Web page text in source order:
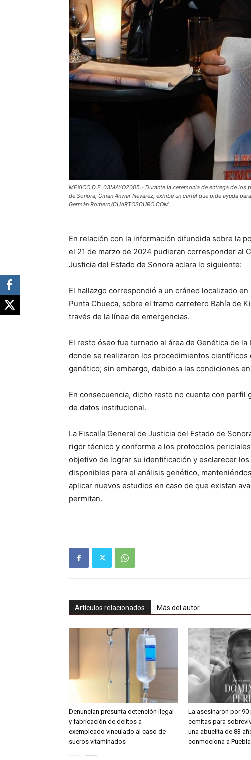
MEXICO D.F. 03MAYO2005.- Durante la ceremonia de entrega de
de Sonora, Oman Anwar Nevarez, exhibe un cartel que pide ayuda
Germàn Romero/CUARTOSCURO.COM
En relación con la información difundida sobre la
el 21 de marzo de 2024 pudieran corresponder al
Justicia del Estado de Sonora aclara lo siguiente:
El hallazgo correspondió a un cráneo localizado
Punta Chueca, sobre el tramo carretero Bahía de
través de la línea de emergencias.
El resto óseo fue turnado al área de Genética de
donde se realizaron los procedimientos
genético; sin embargo, debido a las condiciones
En consecuencia, dicho resto no cuenta con perfil
de datos institucional.
La Fiscalía General de Justicia del Estado de
rigor técnico y conforme a los protocolos
objetivo de lograr su identificación y esclarecer
disponibles para el análisis genético,
aplicar nuevos estudios en caso de que existan
permitan.
Artículos relacionados Más del autor
Denuncian presunta detención ilegal
y fabricación de delitos a
exempleado vinculado al caso de
sueros vitaminados
La asesinaron por
cemitas para
una abuelita de 83
conmociona a Puebla